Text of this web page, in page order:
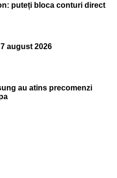
puteți bloca conturi direct
august 2026
au atins precomenzi